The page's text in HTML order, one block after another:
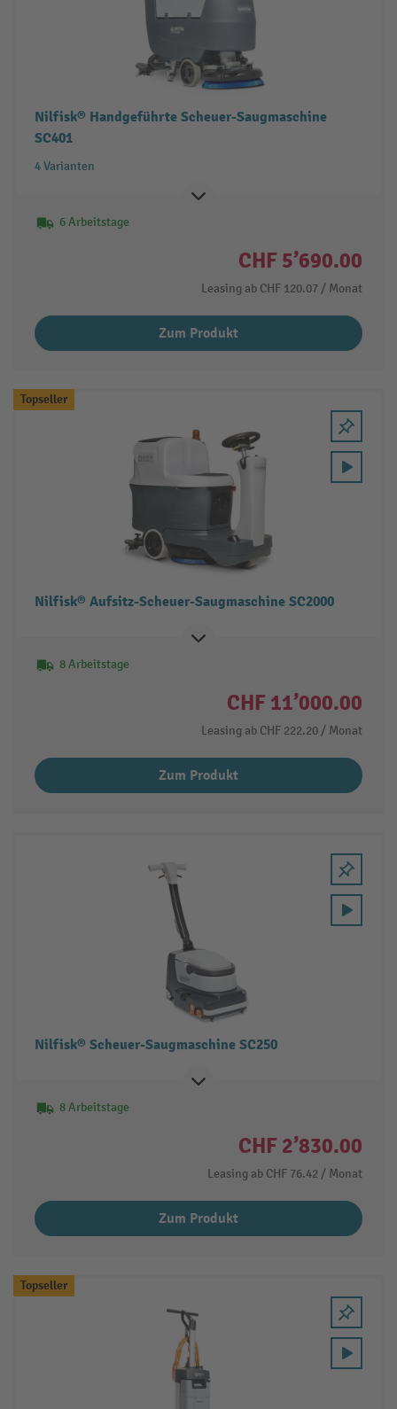
Nilfisk® Handgeführte Scheuer-Saugmaschine
SC401
4 Varianten
6 Arbeitstage
CHF 5’690.00
Leasing ab CHF 120.07 / Monat
Zum Produkt
Topseller
Nilfisk® Aufsitz-Scheuer-Saugmaschine SC2000
8 Arbeitstage
CHF 11’000.00
Leasing ab CHF 222.20 / Monat
Zum Produkt
Nilfisk® Scheuer-Saugmaschine SC250
8 Arbeitstage
CHF 2’830.00
Leasing ab CHF 76.42 / Monat
Zum Produkt
Topseller